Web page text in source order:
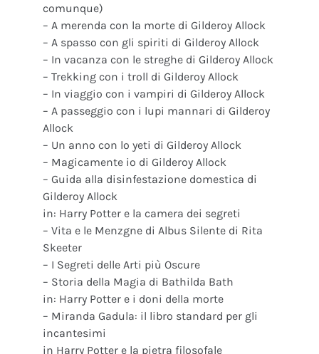
comunque)
– A merenda con la morte di Gilderoy Allock
– A spasso con gli spiriti di Gilderoy Allock
– In vacanza con le streghe di Gilderoy Allock
– Trekking con i troll di Gilderoy Allock
– In viaggio con i vampiri di Gilderoy Allock
– A passeggio con i lupi mannari di Gilderoy
Allock
– Un anno con lo yeti di Gilderoy Allock
– Magicamente io di Gilderoy Allock
– Guida alla disinfestazione domestica di
Gilderoy Allock
in: Harry Potter e la camera dei segreti
– Vita e le Menzgne di Albus Silente di Rita
Skeeter
– I Segreti delle Arti più Oscure
– Storia della Magia di Bathilda Bath
in: Harry Potter e i doni della morte
– Miranda Gadula: il libro standard per gli
incantesimi
in Harry Potter e la pietra filosofale